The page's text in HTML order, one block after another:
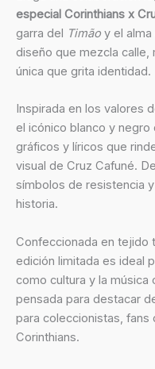
especial Corinthians x
garra del Timão y el
diseño que mezcla
única que grita identidad.
Inspirada en los valores
el icónico blanco y
gráficos y líricos que
visual de Cruz Cafuné.
símbolos de resistencia
historia.
Confeccionada en tejido
edición limitada es ideal
como cultura y la música
pensada para destacar
para coleccionistas,
Corinthians.